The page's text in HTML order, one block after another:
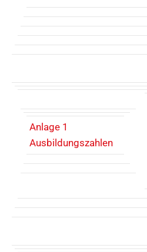
Anlage 1
Ausbildungszahlen